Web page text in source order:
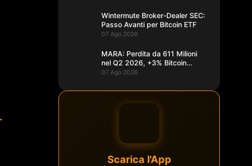
Wintermute Broker-Dealer SEC:
Passo Avanti per Bitcoin ETF
07 Ago 2026
MARA: Perdita da 611 Milioni
nel Q2 2026, +3% Bitcoin
Minati
07 Ago 2026
Scarica l'App